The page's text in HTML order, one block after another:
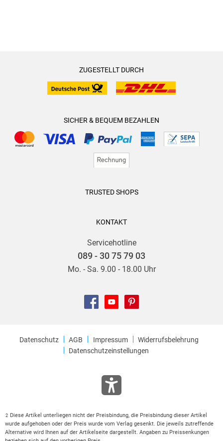
ZUGESTELLT DURCH
SICHER & BEQUEM BEZAHLEN
TRUSTED SHOPS
KONTAKT
Servicehotline
089 - 30 75 79 03
Mo. - Sa. 9.00 - 18.00 Uhr
Datenschutz AGB Impressum
Widerrufsbelehrung
Datenschutzeinstellungen
2
Diese Artikel unterliegen nicht der Preisbindung, die Preisbindung dieser Artikel
wurde aufgehoben oder der Preis wurde vom Verlag gesenkt. Die jeweils zutreffende
Alternative wird Ihnen auf der Artikelseite dargestellt. Angaben zu Preissenkungen